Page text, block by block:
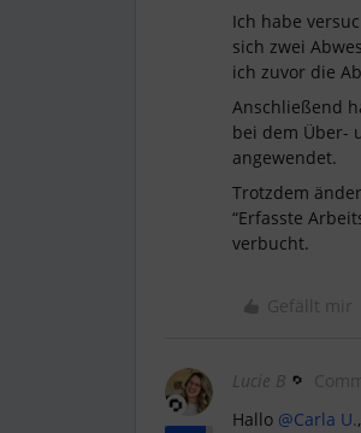
Ich habe
sich zwei
ich zuvor die
Anschließend
bei dem Über-
angewendet.
Trotzdem
“Erfasste
verbucht.
Gefällt mir
Lucie B
Hallo ​ @Carla U.,